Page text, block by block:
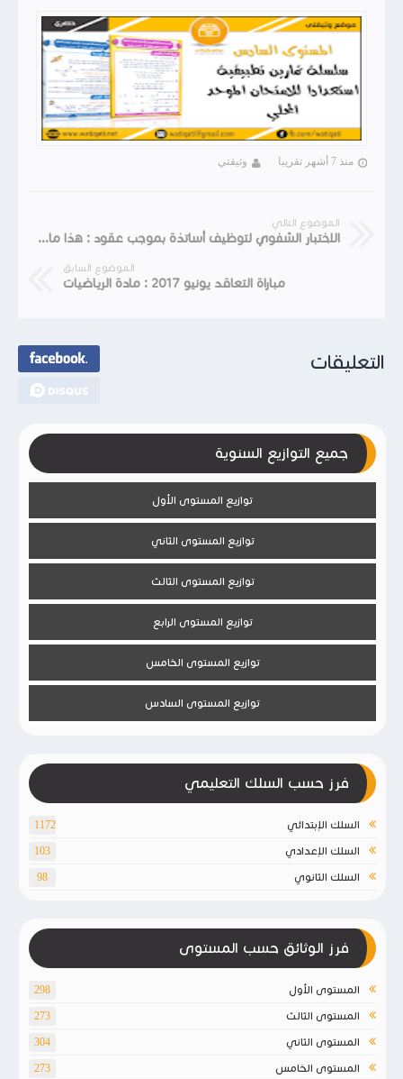
منذ 7 أشهر تقريبا وثيقتي
الموضوع التالي
الاختبار الشفوي لتوظيف أساتذة بموجب عقود : هذا ما يختبر فيه المترشحون (شبكة التنقيط 2017)
الموضوع السابق
مباراة التعاقد يونيو 2017 : مادة الرياضيات
التعليقات
جميع التوازيع السنوية
توازيع المستوى الأول
توازيع المستوى الثاني
توازيع المستوى الثالث
توازيع المستوى الرابع
توازيع المستوى الخامس
توازيع المستوى السادس
فرز حسب السلك التعليمي
السلك الإبتدائي 1172
السلك الإعدادي 103
السلك الثانوي 98
فرز الوثائق حسب المستوى
المستوى الأول 298
المستوى الثالث 273
المستوى الثاني 304
المستوى الخامس 273